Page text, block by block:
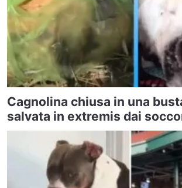
Cagnolina chiusa in una
salvata in extremis dai